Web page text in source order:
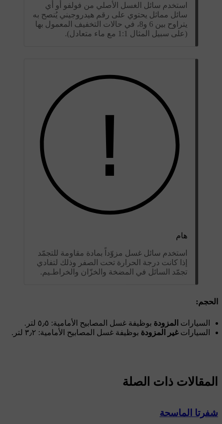
استخدم سائل الغسل الأصلي من فولفو أو أي
سائل مماثل يحتوي على رقم هيدروجيني يُنصح به
يتراوح بين 6 و8، في حالات التخفيف المعمول بها
(على سبيل المثال 1:1 مع ماء متعادل).
هام
استخدم سائل غسل مزوّداً بمادة مقاومة للتجمّد
إذا كانت درجة الحرارة تحت الصفر وذلك لتفادي
تجمّد السائل في المضخة والخزّان والخراطـيم.
الحجم:
السيارات المزودة بوظيفة غسل المصابيح الأمامية: ٥٫٥ لتر.
السياراتغير المزودة بوظيفة غسل المصابيح الأمامية: ٣٫٢ لتر.
المقالات ذات الصلة
شفرتا الماسحة